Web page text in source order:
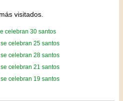
visitados.
celebran 30 santos
celebran 25 santos
celebran 28 santos
celebran 21 santos
celebran 19 santos